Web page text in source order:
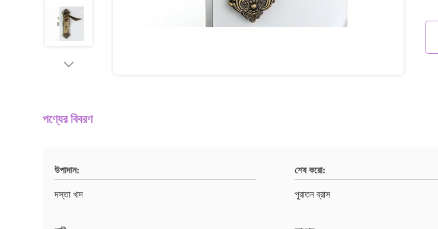
পণ্যের বিবরণ
উপাদান:
দস্তা খাদ
শেষ করো:
পুরাতন ব্রাস